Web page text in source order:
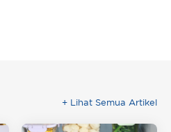
+ Lihat Semua Artikel